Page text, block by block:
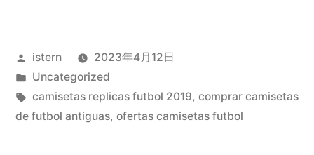
futbol»
Publicado
por
istern
2023年4月12日
Publicado
en
Uncategorized
Etiquetas:
camisetas replicas futbol 2019, comprar camisetas
de futbol antiguas, ofertas camisetas futbol